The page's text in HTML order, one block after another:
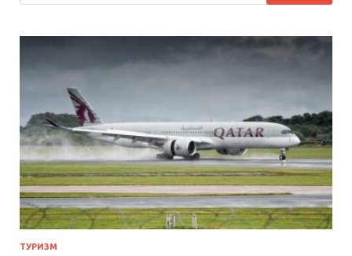
ТУРИЗМ